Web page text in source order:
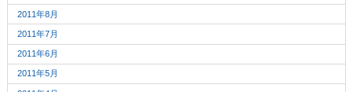
2011年8月
2011年7月
2011年6月
2011年5月